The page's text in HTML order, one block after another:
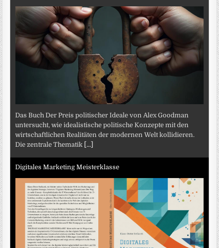
Das Buch Der Preis politischer Ideale von Alex Goodman
untersucht, wie idealistische politische Konzepte mit den
wirtschaftlichen Realitäten der modernen Welt kollidieren.
Die zentrale Thematik [...]
Digitales Marketing Meisterklasse